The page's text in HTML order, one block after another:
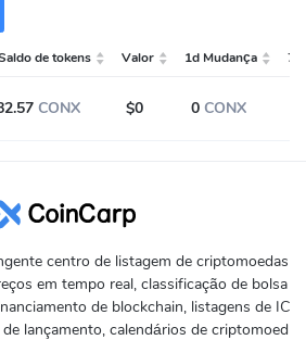
de tokens Valor 1d Mudança 7d
CONX $0 0 CONX
centro de listagem de criptomoedas
em tempo real, classificação de bolsa
de blockchain, listagens de IC
lançamento, calendários de criptomoed